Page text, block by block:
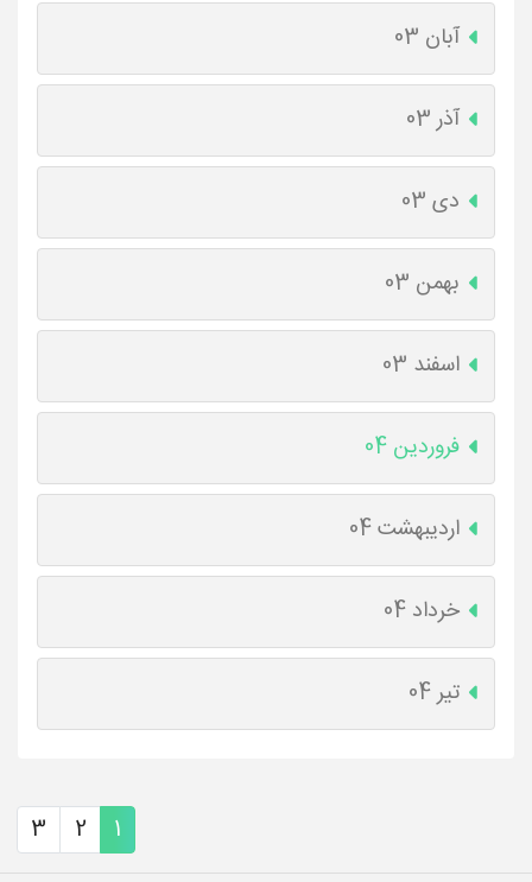
آبان 03
آذر 03
دی 03
بهمن 03
اسفند 03
فروردین 04
اردیبهشت 04
خرداد 04
تیر 04
1
2
3